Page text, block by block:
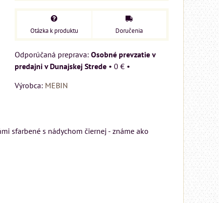
Otázka k produktu Doručenia
Osobné prevzatie v
predajni v Dunajskej Strede • 0 € •
Výrobca: MEBIN
sfarbené s nádychom čiernej - známe ako